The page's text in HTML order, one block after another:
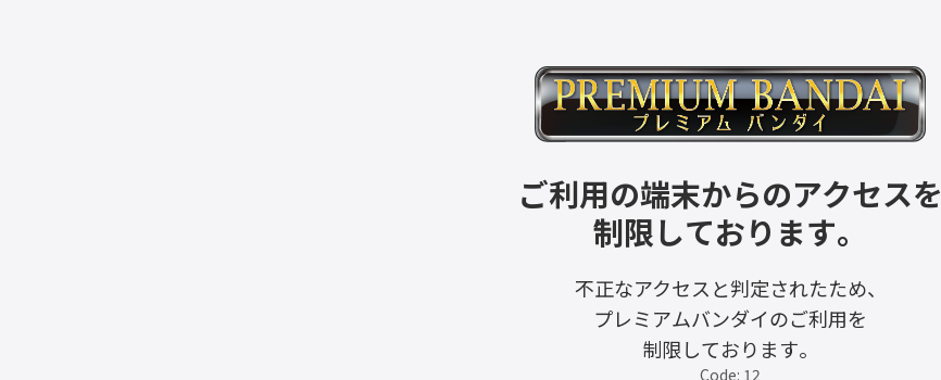
ご利用の端末からのアクセスを
制限しております。
不正なアクセスと判定されたため、
プレミアムバンダイのご利用を
制限しております。
Code: 12